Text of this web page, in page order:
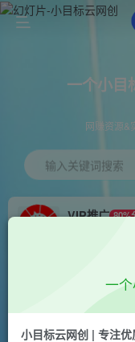
一个小目
网赚资源&
输入关键词搜索
VIP推广 80%
会员免
（11091期）最
百单，无学费、
一
小目标云网创 | 专注